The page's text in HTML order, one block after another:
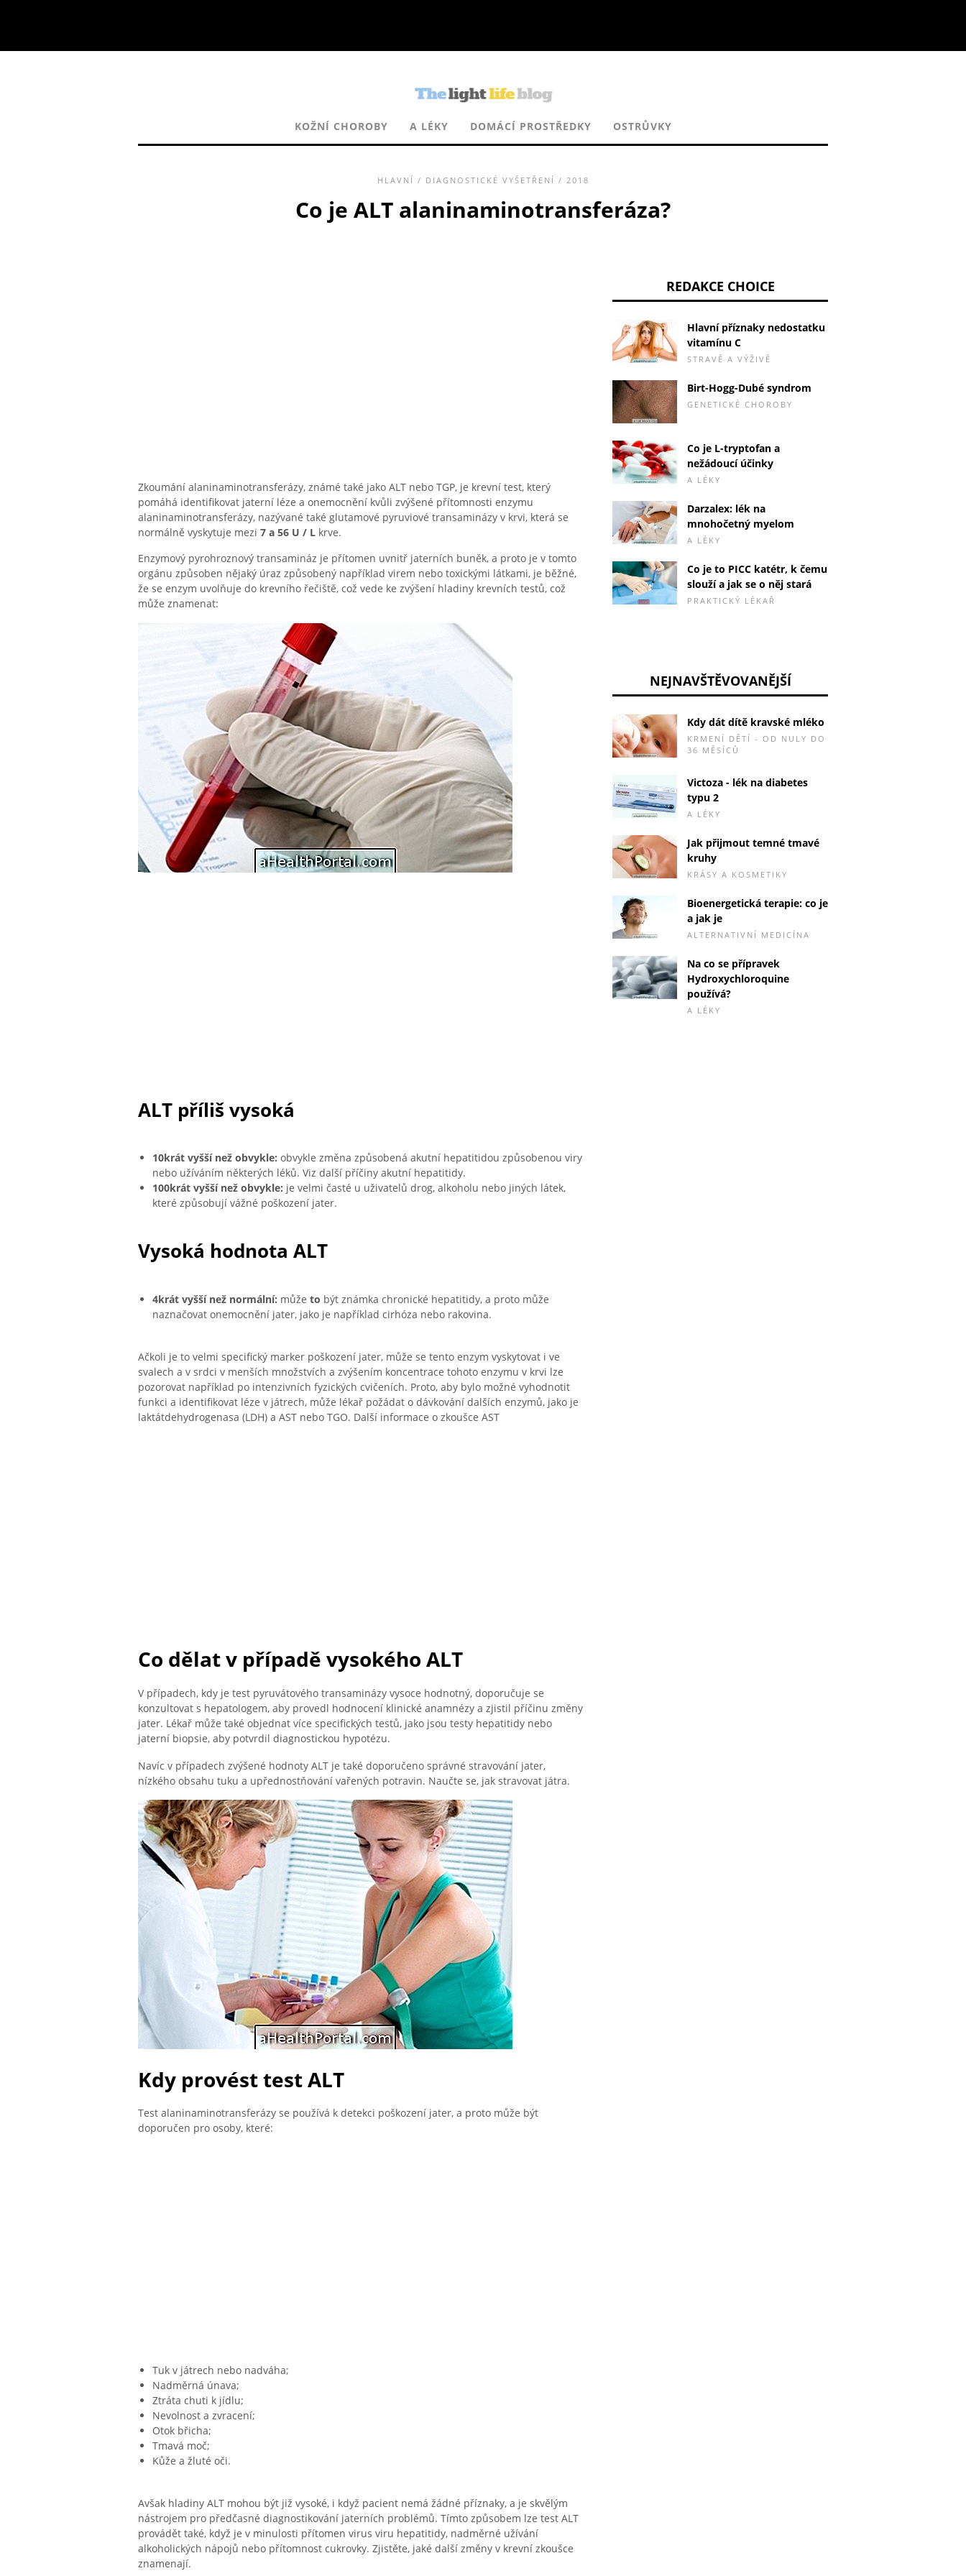
KOŽNÍ CHOROBY A LÉKY DOMÁCÍ PROSTŘEDKY OSTRŮVKY
HLAVNÍ / DIAGNOSTICKÉ VYŠETŘENÍ / 2018
Co je ALT alaninaminotransferáza?
Zkoumání alaninaminotransferázy, známé také jako ALT nebo TGP, je krevní test, který
pomáhá identifikovat jaterní léze a onemocnění kvůli zvýšené přítomnosti enzymu
alaninaminotransferázy, nazývané také glutamové pyruviové transaminázy v krvi, která se
normálně vyskytuje mezi 7 a 56 U / L krve.
Enzymový pyrohroznový transamináz je přítomen uvnitř jaterních buněk, a proto je v tomto
orgánu způsoben nějaký úraz způsobený například virem nebo toxickými látkami, je běžné,
že se enzym uvolňuje do krevního řečiště, což vede ke zvýšení hladiny krevních testů, což
může znamenat:
ALT příliš vysoká
10krát vyšší než obvykle: obvykle změna způsobená akutní hepatitidou způsobenou viry
nebo užíváním některých léků. Viz další příčiny akutní hepatitidy.
100krát vyšší než obvykle: je velmi časté u uživatelů drog, alkoholu nebo jiných látek,
které způsobují vážné poškození jater.
Vysoká hodnota ALT
4krát vyšší než normální: může to být známka chronické hepatitidy, a proto může
naznačovat onemocnění jater, jako je například cirhóza nebo rakovina.
Ačkoli je to velmi specifický marker poškození jater, může se tento enzym vyskytovat i ve
svalech a v srdci v menších množstvích a zvýšením koncentrace tohoto enzymu v krvi lze
pozorovat například po intenzivních fyzických cvičeních. Proto, aby bylo možné vyhodnotit
funkci a identifikovat léze v játrech, může lékař požádat o dávkování dalších enzymů, jako je
laktátdehydrogenasa (LDH) a AST nebo TGO. Další informace o zkoušce AST
Co dělat v případě vysokého ALT
V případech, kdy je test pyruvátového transaminázy vysoce hodnotný, doporučuje se
konzultovat s hepatologem, aby provedl hodnocení klinické anamnézy a zjistil příčinu změny
jater. Lékař může také objednat více specifických testů, jako jsou testy hepatitidy nebo
jaterní biopsie, aby potvrdil diagnostickou hypotézu.
Navíc v případech zvýšené hodnoty ALT je také doporučeno správné stravování jater,
nízkého obsahu tuku a upřednostňování vařených potravin. Naučte se, jak stravovat játra.
Kdy provést test ALT
Test alaninaminotransferázy se používá k detekci poškození jater, a proto může být
doporučen pro osoby, které:
Tuk v játrech nebo nadváha;
Nadměrná únava;
Ztráta chuti k jídlu;
Nevolnost a zvracení;
Otok břicha;
Tmavá moč;
Kůže a žluté oči.
Avšak hladiny ALT mohou být již vysoké, i když pacient nemá žádné příznaky, a je skvělým
nástrojem pro předčasné diagnostikování jaterních problémů. Tímto způsobem lze test ALT
provádět také, když je v minulosti přítomen virus viru hepatitidy, nadměrné užívání
alkoholických nápojů nebo přítomnost cukrovky. Zjistěte, jaké další změny v krevní zkoušce
znamenají.
REDAKCE CHOICE
Hlavní příznaky nedostatku
vitamínu C
STRAVĚ A VÝŽIVĚ
Birt-Hogg-Dubé syndrom
GENETICKÉ CHOROBY
Co je L-tryptofan a
nežádoucí účinky
A LÉKY
Darzalex: lék na
mnohočetný myelom
A LÉKY
Co je to PICC katétr, k čemu
slouží a jak se o něj stará
PRAKTICKÝ LÉKAŘ
NEJNAVŠTĚVOVANĚJŠÍ
Kdy dát dítě kravské mléko
KRMENÍ DĚTÍ - OD NULY DO
36 MĚSÍCŮ
Victoza - lék na diabetes
typu 2
A LÉKY
Jak přijmout temné tmavé
kruhy
KRÁSY A KOSMETIKY
Bioenergetická terapie: co je
a jak je
ALTERNATIVNÍ MEDICÍNA
Na co se přípravek
Hydroxychloroquine
používá?
A LÉKY